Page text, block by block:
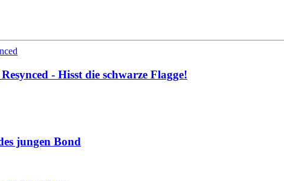
- Hisst die schwarze Flagge!
jungen Bond